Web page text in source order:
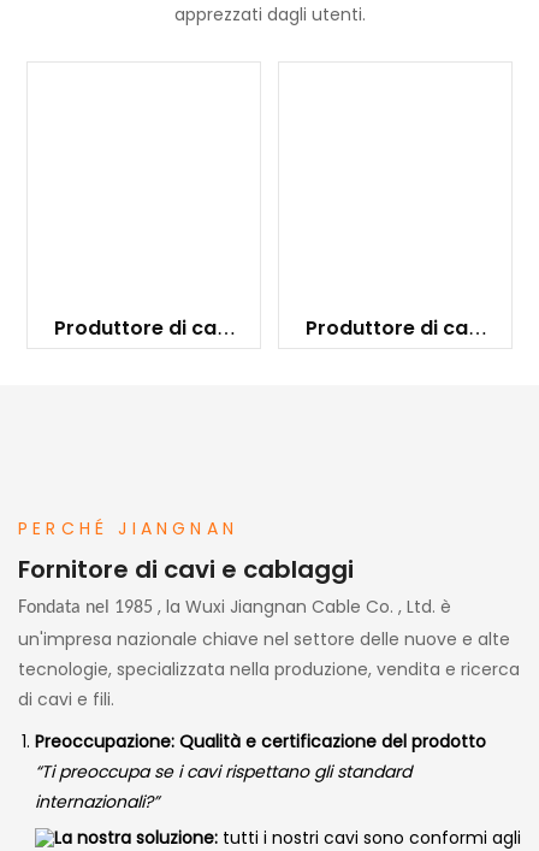
apprezzati dagli utenti.
Produttore di cavi
XLPE/PVC
Produttore di cavi
HV/EHV/UHV
PERCHÉ JIANGNAN
Fornitore di cavi e cablaggi
Fondata nel 1985 , la Wuxi Jiangnan Cable Co. , Ltd. è
un'impresa nazionale chiave nel settore delle nuove e alte
tecnologie, specializzata nella produzione, vendita e ricerca
di cavi e fili.
Preoccupazione: Qualità e certificazione del prodotto
“Ti preoccupa se i cavi rispettano gli standard
internazionali?”
La nostra soluzione: tutti i nostri cavi sono conformi agli